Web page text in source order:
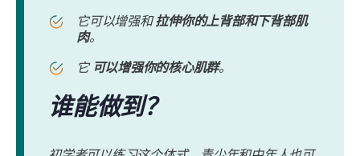
它可以增强和拉伸你的上背部和下背部肌
肉。
它 可以增强你的核心肌群。
谁能做到？